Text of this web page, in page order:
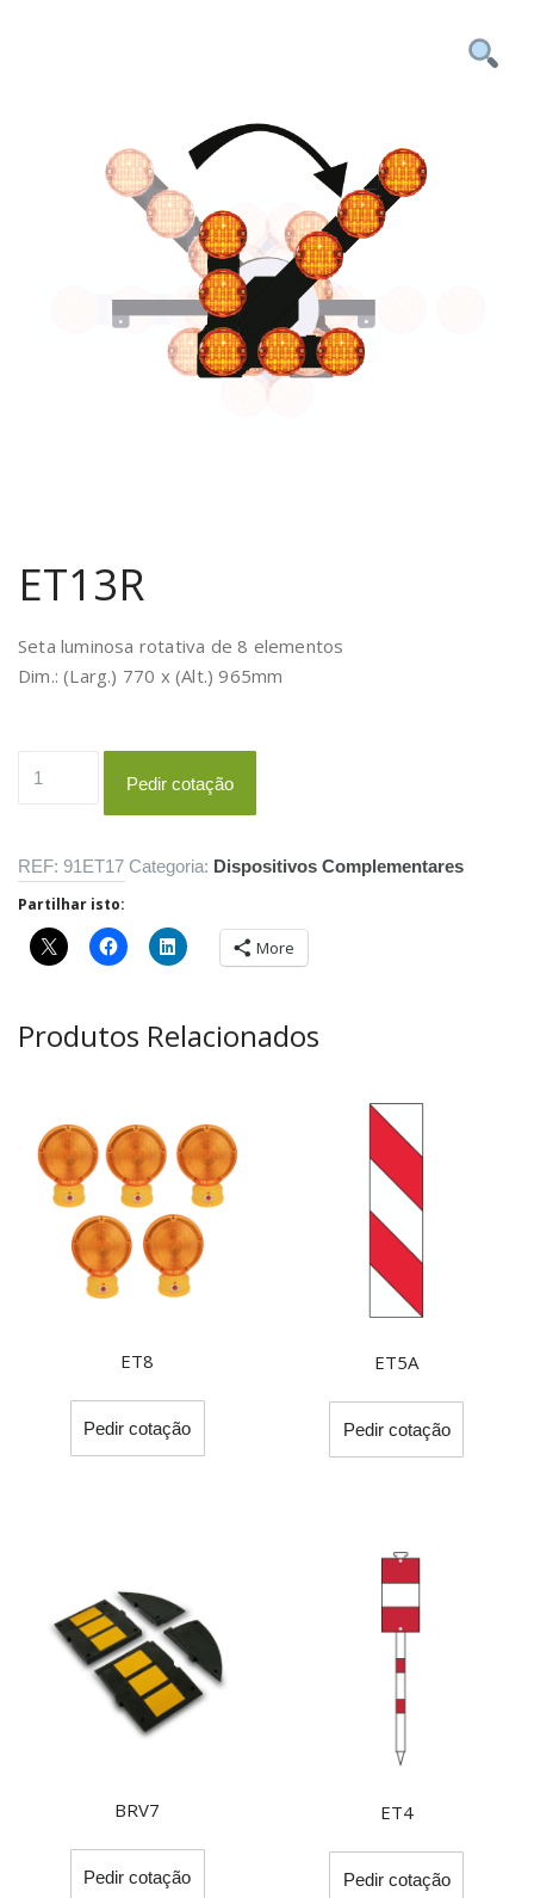
ET13R
Seta luminosa rotativa de 8 elementos
Dim.: (Larg.) 770 x (Alt.) 965mm
Pedir cotação
REF: 91ET17 Categoria: Dispositivos Complementares
Partilhar isto:
More
Produtos Relacionados
ET8
Pedir cotação
ET5A
Pedir cotação
This
has
BRV7
Pedir cotação
ET4
Pedir cotação